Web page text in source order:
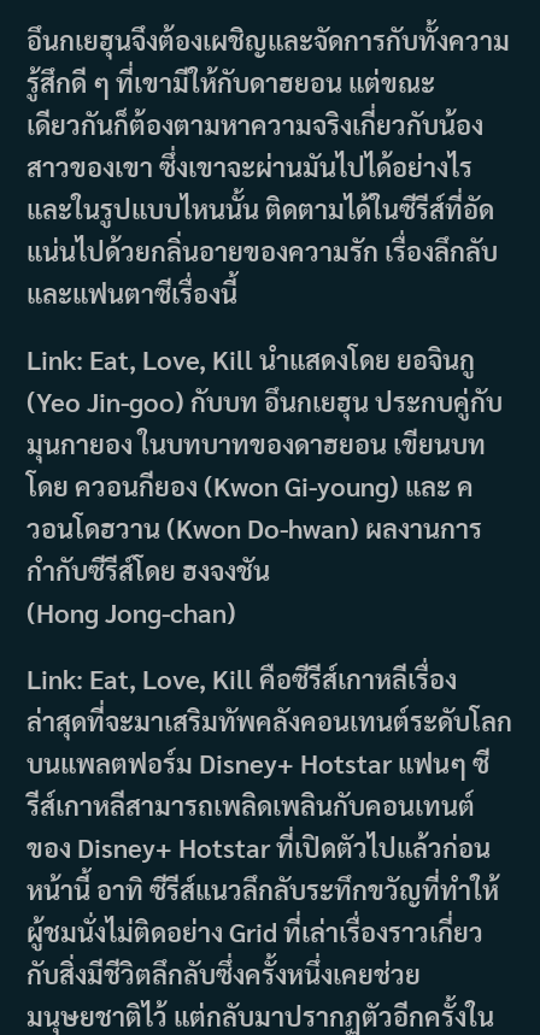
อึนกเยฮุนจึงต้องเผชิญและจัดการกับทั้งความ
รู้สึกดี ๆ ที่เขามีให้กับดาฮยอน แต่ขณะ
เดียวกันก็ต้องตามหาความจริงเกี่ยวกับน้อง
สาวของเขา ซึ่งเขาจะผ่านมันไปได้อย่างไร
และในรูปแบบไหนนั้น ติดตามได้ในซีรีส์ที่อัด
แน่นไปด้วยกลิ่นอายของความรัก เรื่องลึกลับ
และแฟนตาซีเรื่องนี้
Link: Eat, Love, Kill นำแสดงโดย ยอจินกู
(Yeo Jin-goo) กับบท อึนกเยฮุน ประกบคู่กับ
มุนกายอง ในบทบาทของดาฮยอน เขียนบท
โดย ควอนกียอง (Kwon Gi-young) และ ค
วอนโดฮวาน (Kwon Do-hwan) ผลงานการ
กำกับซีรีส์โดย ฮงจงชัน
(Hong Jong-chan)
Link: Eat, Love, Kill คือซีรีส์เกาหลีเรื่อง
ล่าสุดที่จะมาเสริมทัพคลังคอนเทนต์ระดับโลก
บนแพลตฟอร์ม Disney+ Hotstar แฟนๆ ซี
รีส์เกาหลีสามารถเพลิดเพลินกับคอนเทนต์
ของ Disney+ Hotstar ที่เปิดตัวไปแล้วก่อน
หน้านี้ อาทิ ซีรีส์แนวลึกลับระทึกขวัญที่ทำให้
ผู้ชมนั่งไม่ติดอย่าง Grid ที่เล่าเรื่องราวเกี่ยว
กับสิ่งมีชีวิตลึกลับซึ่งครั้งหนึ่งเคยช่วย
มนุษยชาติไว้ แต่กลับมาปรากฏตัวอีกครั้งใน